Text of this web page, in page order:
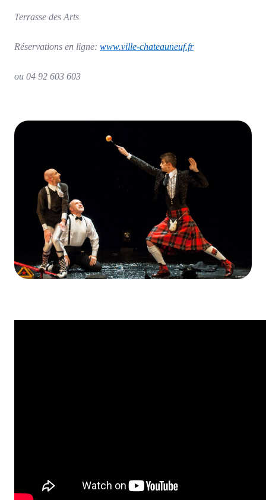
Terrasse des Arts
Réservations en ligne: www.ville-chateauneuf.fr
ou 04 92 603 603